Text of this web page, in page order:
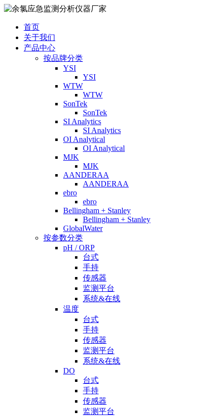
首页
关于我们
产品中心
按品牌分类
YSI
YSI
WTW
WTW
SonTek
SonTek
SI Analytics
SI Analytics
OI Analytical
OI Analytical
MJK
MJK
AANDERAA
AANDERAA
ebro
ebro
Bellingham + Stanley
Bellingham + Stanley
GlobalWater
按参数分类
pH / ORP
台式
手持
传感器
监测平台
系统&在线
温度
台式
手持
传感器
监测平台
系统&在线
DO
台式
手持
传感器
监测平台